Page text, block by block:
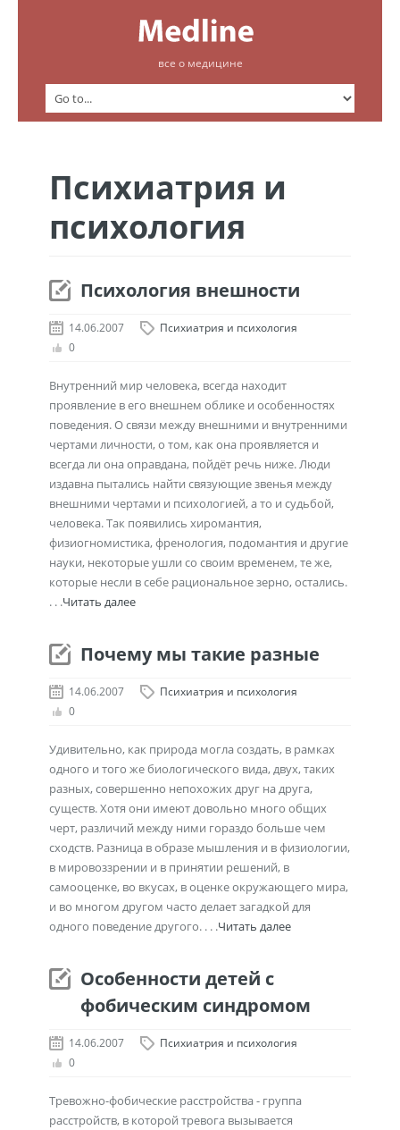
все о медицине
Психиатрия и
психология
Психология внешности
14.06.2007
Психиатрия и психология
0
Внутренний мир человека, всегда находит
проявление в его внешнем облике и особенностях
поведения. О связи между внешними и внутренними
чертами личности, о том, как она проявляется и
всегда ли она оправдана, пойдёт речь ниже. Люди
издавна пытались найти связующие звенья между
внешними чертами и психологией, а то и судьбой,
человека. Так появились хиромантия,
физиогномистика, френология, подомантия и другие
науки, некоторые ушли со своим временем, те же,
которые несли в себе рациональное зерно, остались.
. . .Читать далее
Почему мы такие разные
14.06.2007
Психиатрия и психология
0
Удивительно, как природа могла создать, в рамках
одного и того же биологического вида, двух, таких
разных, совершенно непохожих друг на друга,
существ. Хотя они имеют довольно много общих
черт, различий между ними гораздо больше чем
сходств. Разница в образе мышления и в физиологии,
в мировоззрении и в принятии решений, в
самооценке, во вкусах, в оценке окружающего мира,
и во многом другом часто делает загадкой для
одного поведение другого. . . .Читать далее
Особенности детей с
фобическим синдромом
14.06.2007
Психиатрия и психология
0
Тревожно-фобические расстройства - группа
расстройств, в которой тревога вызывается